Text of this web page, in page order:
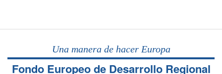
Una manera de hacer Europa
Fondo Europeo de Desarrollo Regional